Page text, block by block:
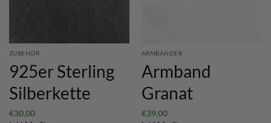
ZUBEHÖR
925er Sterling
Silberkette
€30,00
ARMBÄNDER
Armband
Granat
€39,00